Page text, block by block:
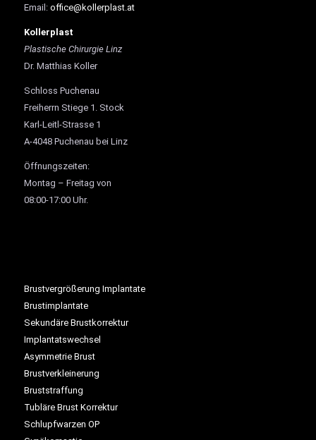
Email: office@kollerplast.at
Kollerplast
Plastische Chirurgie Linz
Dr. Matthias Koller
Schloss Puchenau
Freiherrn Stiege 1. Stock
Karl-Leitl-Strasse 1
A-4048 Puchenau bei Linz
Öffnungszeiten:
Montag – Freitag von
08:00-17:00 Uhr.
Brustvergrößerung Implantate
Brustimplantate
Sekundäre Brustkorrektur
Implantatswechsel
Asymmetrie Brust
Brustverkleinerung
Bruststraffung
Tubläre Brust Korrektur
Schlupfwarzen OP